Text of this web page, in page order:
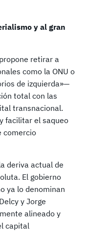
y al gran
retirar a
como la ONU o
de izquierda»—
total con las
transnacional.
facilitar el saqueo
comercio
deriva actual de
El gobierno
ya lo denominan
y Jorge
alineado y
capital